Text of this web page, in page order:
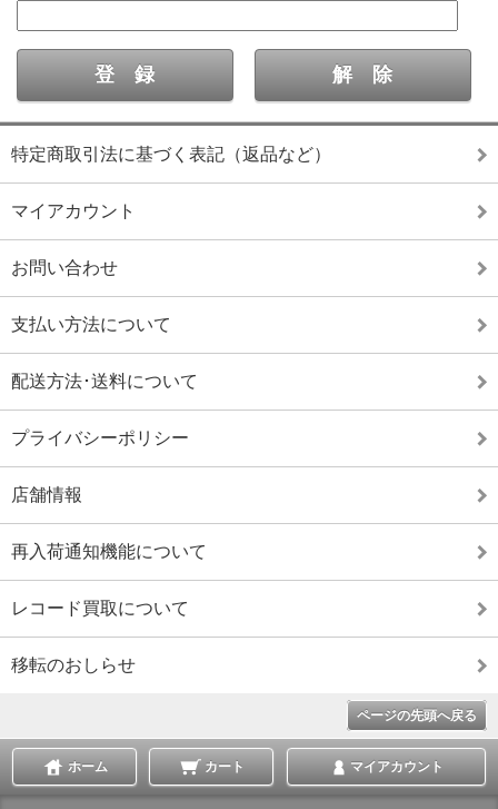
特定商取引法に基づく表記（返品など）
マイアカウント
お問い合わせ
支払い方法について
配送方法･送料について
プライバシーポリシー
店舗情報
再入荷通知機能について
レコード買取について
移転のおしらせ
ページの先頭へ戻る
ホーム カート マイアカウント